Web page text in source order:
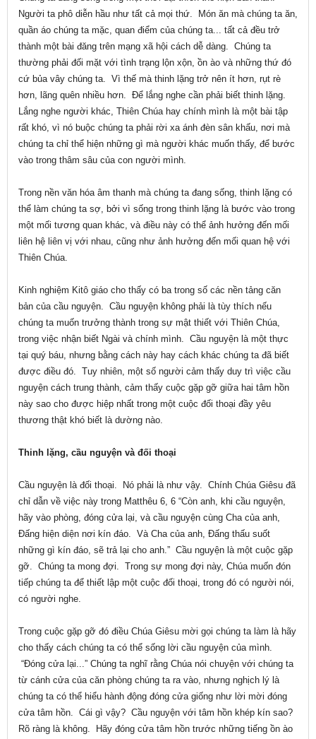
Người ta phô diễn hầu như tất cả mọi thứ. Món ăn mà chúng ta ăn,
quần áo chúng ta mặc, quan điểm của chúng ta... tất cả đều trở
thành một bài đăng trên mạng xã hội cách dễ dàng. Chúng ta
thường phải đối mặt với tình trạng lộn xộn, ồn ào và những thứ đó
cứ bủa vây chúng ta. Vì thế mà thinh lặng trở nên ít hơn, rụt rè
hơn, lãng quên nhiều hơn. Để lắng nghe cần phải biết thinh lặng.
Lắng nghe người khác, Thiên Chúa hay chính mình là một bài tập
rất khó, vì nó buộc chúng ta phải rời xa ánh đèn sân khấu, nơi mà
chúng ta chỉ thể hiện những gì mà người khác muốn thấy, để bước
vào trong thâm sâu của con người mình.
Trong nền văn hóa âm thanh mà chúng ta đang sống, thinh lặng có
thể làm chúng ta sợ, bởi vì sống trong thinh lặng là bước vào trong
một mối tương quan khác, và điều này có thể ảnh hưởng đến mối
liên hệ liên vị với nhau, cũng như ảnh hưởng đến mối quan hệ với
Thiên Chúa.
Kinh nghiệm Kitô giáo cho thấy có ba trong số các nền tảng căn
bản của cầu nguyện. Cầu nguyện không phải là tùy thích nếu
chúng ta muốn trưởng thành trong sự mật thiết với Thiên Chúa,
trong việc nhận biết Ngài và chính mình. Cầu nguyện là một thực
tại quý báu, nhưng bằng cách này hay cách khác chúng ta đã biết
được điều đó. Tuy nhiên, một số người cảm thấy duy trì việc cầu
nguyện cách trung thành, cảm thấy cuộc gặp gỡ giữa hai tâm hồn
này sao cho được hiệp nhất trong một cuộc đối thoại đầy yêu
thương thật khó biết là dường nào.
Thinh lặng, cầu nguyện và đối thoại
Cầu nguyện là đối thoại. Nó phải là như vậy. Chính Chúa Giêsu đã
chỉ dẫn về việc này trong Matthêu 6, 6 “Còn anh, khi cầu nguyện,
hãy vào phòng, đóng cửa lại, và cầu nguyện cùng Cha của anh,
Đấng hiện diện nơi kín đáo. Và Cha của anh, Đấng thấu suốt
những gì kín đáo, sẽ trả lại cho anh.” Cầu nguyện là một cuộc gặp
gỡ. Chúng ta mong đợi. Trong sự mong đợi này, Chúa muốn đón
tiếp chúng ta để thiết lập một cuộc đối thoại, trong đó có người nói,
có người nghe.
Trong cuộc gặp gỡ đó điều Chúa Giêsu mời gọi chúng ta làm là hãy
cho thấy cách chúng ta có thể sống lời cầu nguyện của mình.
“Đóng cửa lại...” Chúng ta nghĩ rằng Chúa nói chuyện với chúng ta
từ cánh cửa của căn phòng chúng ta ra vào, nhưng nghịch lý là
chúng ta có thể hiểu hành động đóng cửa giống như lời mời đóng
cửa tâm hồn. Cái gì vậy? Cầu nguyện với tâm hồn khép kín sao?
Rõ ràng là không. Hãy đóng cửa tâm hồn trước những tiếng ồn ào